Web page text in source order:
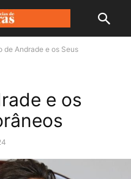
de Andrade e os Seus
e os